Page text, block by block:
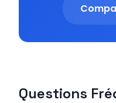
Questions